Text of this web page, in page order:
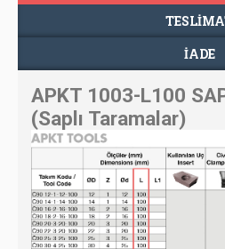
İADE
APKT 1003-L100
(Saplı Taramalar)